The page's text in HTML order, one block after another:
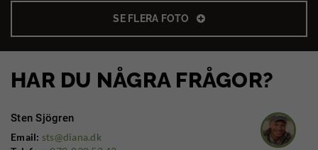
SE FLERA FOTO
HAR DU NÅGRA FRÅGOR?
Sten Sjögren
Email: sts@diana.dk